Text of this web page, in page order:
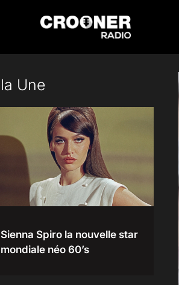
Une
Sienna Spiro la nouvelle star
mondiale néo 60’s